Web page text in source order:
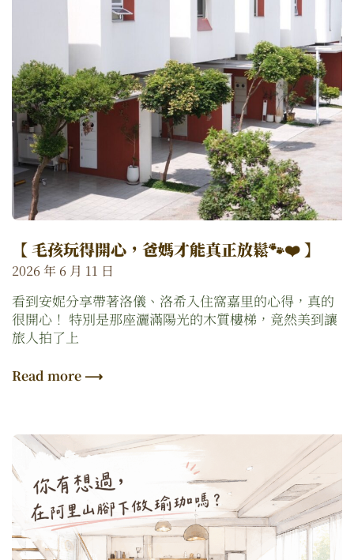
【 毛孩玩得開心，爸媽才能真正放鬆🐾❤️ 】
2026 年 6 月 11 日
看到安妮分享帶著洛儀、洛希入住窩嘉里的心得，真的
很開心！ 特別是那座灑滿陽光的木質樓梯，竟然美到讓
旅人拍了上
Read more ⟶